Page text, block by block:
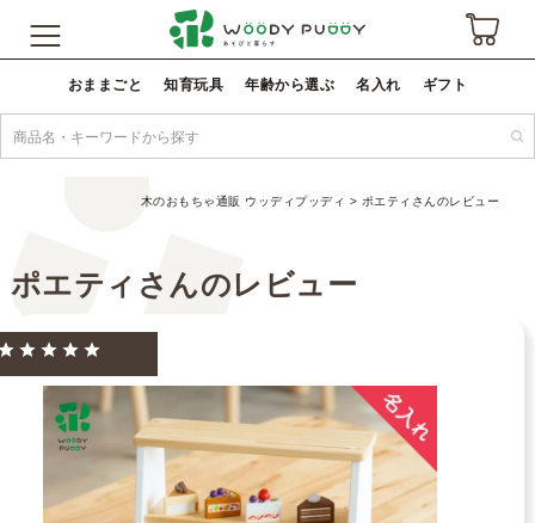
おままごと 知育玩具 年齢から選ぶ 名入れ ギフト
木のおもちゃ通販 ウッディプッディ ポエティさんのレビュー
ポエティさんのレビュー